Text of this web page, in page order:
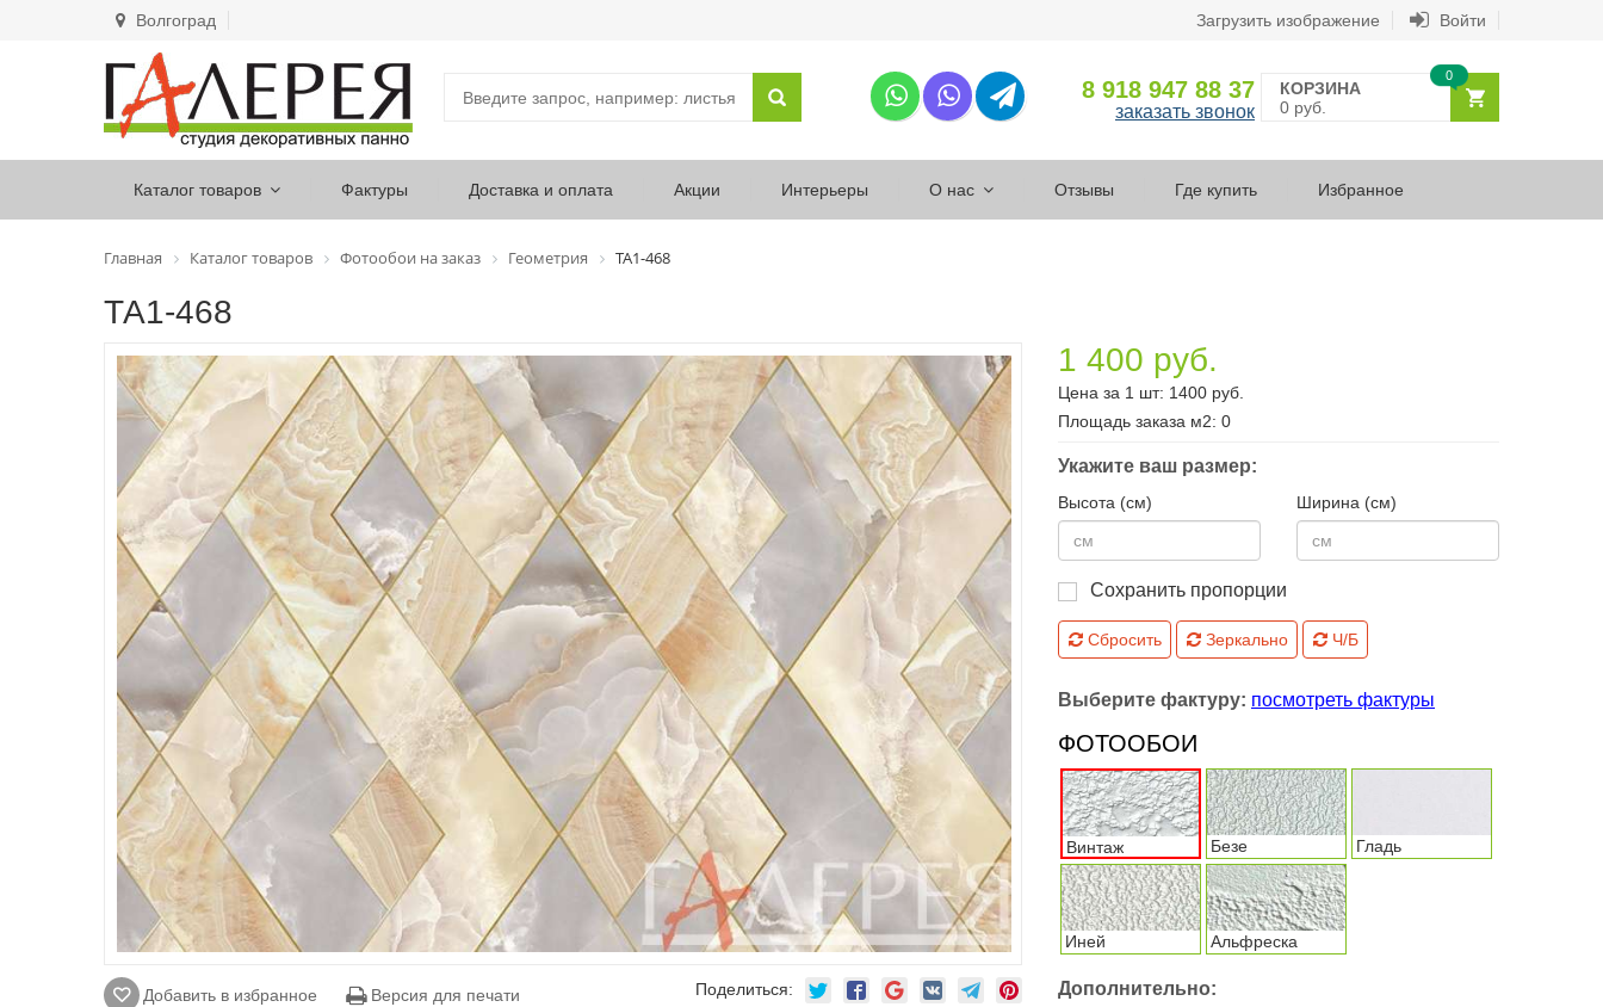
Волгоград Загрузить изображение Войти
8 918 947 88 37
заказать звонок
КОРЗИНА
0 руб.
0
Каталог товаров Фактуры Доставка и оплата Акции Интерьеры О нас Отзывы Где купить Избранное
Главная Каталог товаров Фотообои на заказ Геометрия ТА1-468
ТА1-468
Добавить в избранное Версия для печати Поделиться:
1 400 руб.
Цена за 1 шт: 1400 руб.
Площадь заказа м2: 0
Укажите ваш размер:
Высота (см) Ширина (см)
Сохранить пропорции
Сбросить Зеркально Ч/Б
Выберите фактуру: посмотреть фактуры
ФОТООБОИ
Винтаж Безе Гладь
Иней Альфреска
Дополнительно: